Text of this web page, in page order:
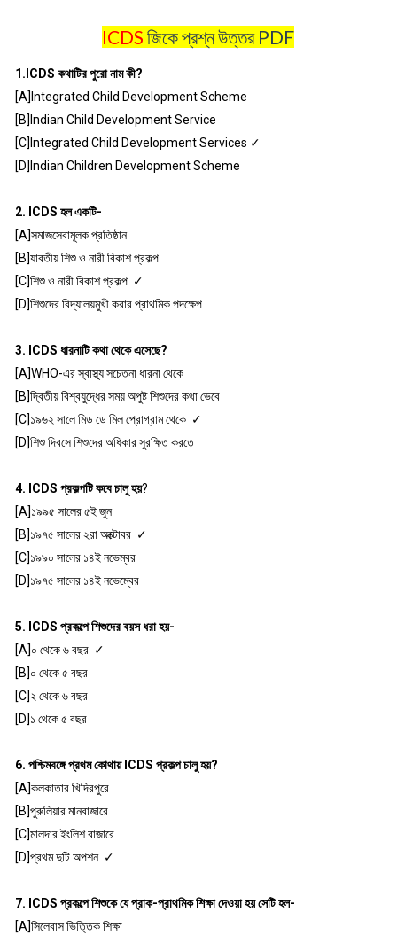
ICDS জিকে প্রশ্ন উত্তর PDF
1.ICDS কথাটির পুরো নাম কী?
[A]Integrated Child Development Scheme
[B]Indian Child Development Service
[C]Integrated Child Development Services ✓
[D]Indian Children Development Scheme
2. ICDS হল একটি-
[A]সমাজসেবামূলক প্রতিষ্ঠান
[B]যাবতীয় শিশু ও নারী বিকাশ প্রকল্প
[C]শিশু ও নারী বিকাশ প্রকল্প ✓
[D]শিশুদের বিদ্যালয়মুখী করার প্রাথমিক পদক্ষেপ
3. ICDS ধারনাটি কথা থেকে এসেছে?
[A]WHO-এর স্বাস্থ্য সচেতনা ধারনা থেকে
[B]দ্বিতীয় বিশ্বযুদ্ধের সময় অপুষ্ট শিশুদের কথা ভেবে
[C]১৯৬২ সালে মিড ডে মিল প্রোগ্রাম থেকে ✓
[D]শিশু দিবসে শিশুদের অধিকার সুরক্ষিত করতে
4. ICDS প্রকল্পটি কবে চালু হয়?
[A]১৯৯৫ সালের ৫ই জুন
[B]১৯৭৫ সালের ২রা অক্টোবর ✓
[C]১৯৯০ সালের ১৪ই নভেম্বর
[D]১৯৭৫ সালের ১৪ই নভেম্বের
5. ICDS প্রকল্পে শিশুদের বয়স ধরা হয়-
[A]০ থেকে ৬ বছর ✓
[B]০ থেকে ৫ বছর
[C]২ থেকে ৬ বছর
[D]১ থেকে ৫ বছর
6. পশ্চিমবঙ্গে প্রথম কোথায় ICDS প্রকল্প চালু হয়?
[A]কলকাতার খিদিরপুরে
[B]পুরুলিয়ার মানবাজারে
[C]মালদার ইংলিশ বাজারে
[D]প্রথম দুটি অপশন ✓
7. ICDS প্রকল্পে শিশুকে যে প্রাক-প্রাথমিক শিক্ষা দেওয়া হয় সেটি হল-
[A]সিলেবাস ভিত্তিক শিক্ষা